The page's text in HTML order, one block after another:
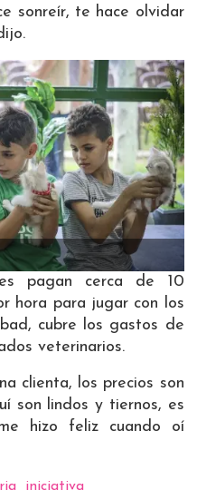
sonreír, te hace olvidar
pagan cerca de 10
hora para jugar con los
cubre los gastos de
veterinarios.
clienta, los precios son
son lindos y tiernos, es
hizo feliz cuando oí
iniciativa